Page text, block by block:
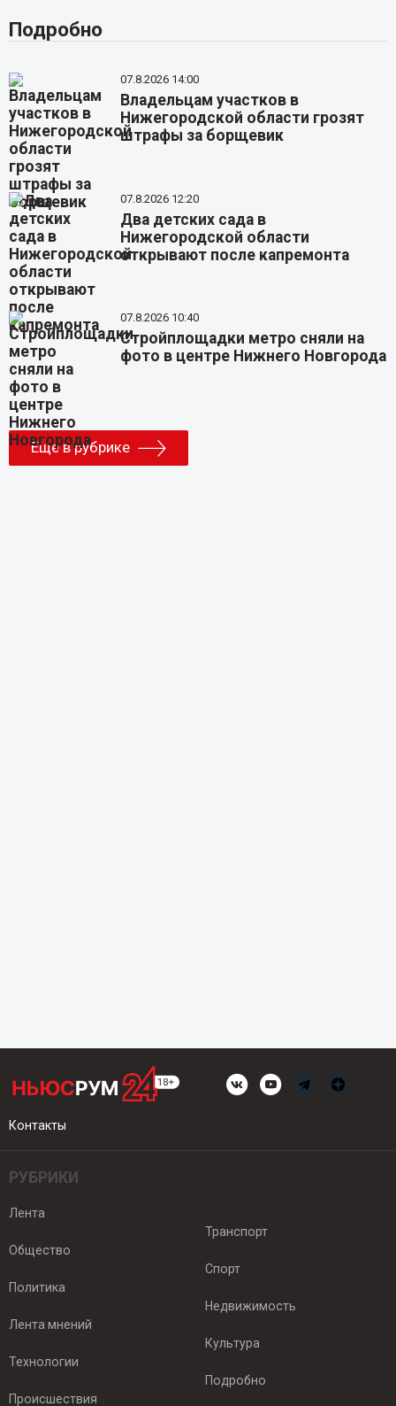
Подробно
07.8.2026 14:00
Владельцам участков в
Нижегородской области грозят
штрафы за борщевик
07.8.2026 12:20
Два детских сада в
Нижегородской области
открывают после капремонта
07.8.2026 10:40
Стройплощадки метро сняли на
фото в центре Нижнего Новгорода
Еще в рубрике
Контакты
РУБРИКИ
Лента
Общество
Политика
Лента мнений
Технологии
Происшествия
Транспорт
Спорт
Недвижимость
Культура
Подробно